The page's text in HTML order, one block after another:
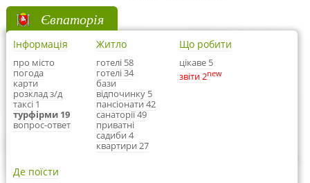
Євпаторія
Інформація
про місто
погода
карти
розклад з/д
таксі 1
турфірми 19
вопрос-ответ
Житло
готелі 58
готелі 34
бази
відпочинку 5
пансіонати 42
санаторії 49
приватні
садиби 4
квартири 27
Що робити
цікаве 5
звіти 2new
Де поїсти